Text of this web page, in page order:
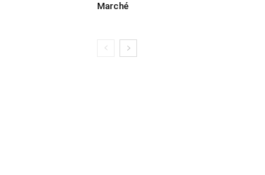
Marché